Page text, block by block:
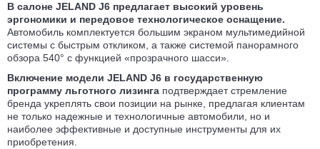
В салоне JELAND J6 предлагает высокий уровень
эргономики и передовое технологическое оснащение.
Автомобиль комплектуется большим экраном мультимедийной
системы с быстрым откликом, а также системой панорамного
обзора 540° с функцией «прозрачного шасси».
Включение модели JELAND J6 в государственную
программу льготного лизинга подтверждает стремление
бренда укреплять свои позиции на рынке, предлагая клиентам
не только надежные и технологичные автомобили, но и
наиболее эффективные и доступные инструменты для их
приобретения.